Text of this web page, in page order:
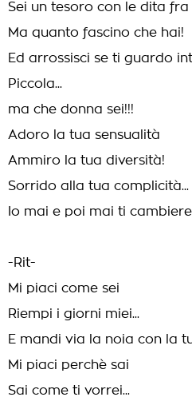
Sei un tesoro con le dita fra
Ma quanto fascino che hai!
Ed arrossisci se ti guardo
Piccola...
ma che donna sei!!!
Adoro la tua sensualità
Ammiro la tua diversità!
Sorrido alla tua complicità...
Io mai e poi mai ti
-Rit-
Mi piaci come sei
Riempi i giorni miei...
E mandi via la noia con la
Mi piaci perchè sai
Sai come ti vorrei...